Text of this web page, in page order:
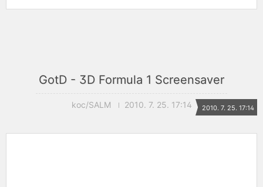
GotD - 3D Formula 1 Screensaver
koc/SALM 2010. 7. 25. 17:14 2010. 7. 25. 17:14